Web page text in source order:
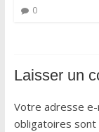
0
Laisser un
Votre adresse e-
obligatoires sont